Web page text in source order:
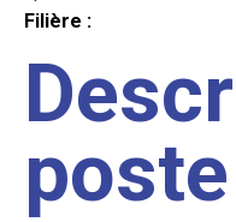
Filière :
poste